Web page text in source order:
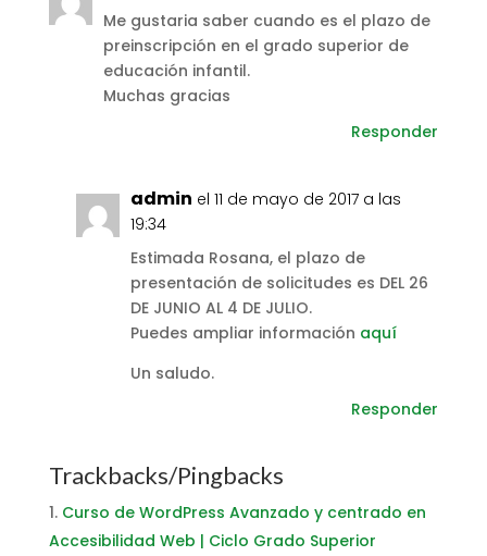
Me gustaria saber cuando es el plazo de
preinscripción en el grado superior de
educación infantil.
Muchas gracias
Responder
admin el 11 de mayo de 2017 a las
19:34
Estimada Rosana, el plazo de
presentación de solicitudes es DEL 26
DE JUNIO AL 4 DE JULIO.
Puedes ampliar información aquí
Un saludo.
Responder
Trackbacks/Pingbacks
Curso de WordPress Avanzado y centrado en
Accesibilidad Web | Ciclo Grado Superior